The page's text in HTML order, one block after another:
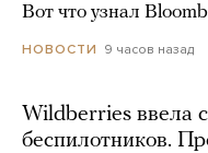
Вот что узнал
НОВОСТИ 9 часов назад
Wildberries ввела
беспилотников.